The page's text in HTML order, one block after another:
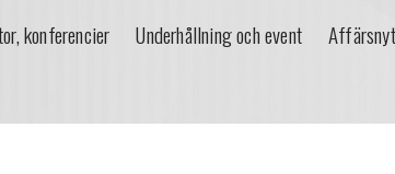
konferencier Underhållning och event